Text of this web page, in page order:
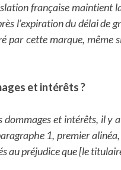
française maintient
l’expiration du délai de
par cette marque, même
et intérêts ?
et intérêts, il y
1, premier
au préjudice que [le